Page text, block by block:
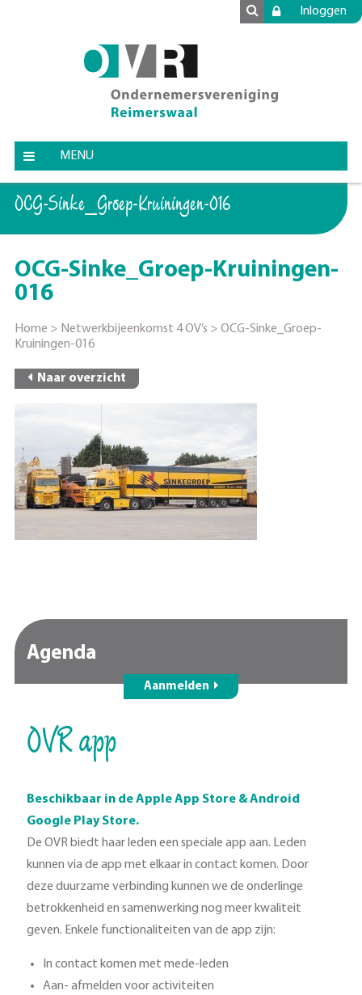
Inloggen
MENU
OCG-Sinke_Groep-Kruiningen-016
OCG-Sinke_Groep-Kruiningen-
016
Home > Netwerkbijeenkomst 4 OV’s > OCG-Sinke_Groep-
Kruiningen-016
Naar overzicht
Agenda
Aanmelden
OVR app
Beschikbaar in de Apple App Store & Android
Google Play Store.
De OVR biedt haar leden een speciale app aan. Leden
kunnen via de app met elkaar in contact komen. Door
deze duurzame verbinding kunnen we de onderlinge
betrokkenheid en samenwerking nog meer kwaliteit
geven. Enkele functionaliteiten van de app zijn:
In contact komen met mede-leden
Aan- afmelden voor activiteiten